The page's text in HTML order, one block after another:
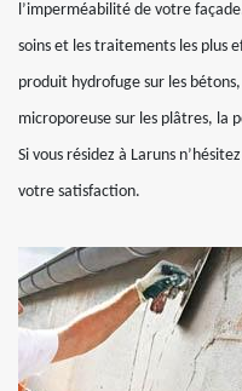
l’imperméabilité de votre
soins et les traitements les plus
produit hydrofuge sur les
microporeuse sur les plâtres, la
Si vous résidez à Laruns
votre satisfaction.